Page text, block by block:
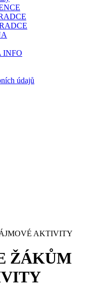
INFO
údajů
AKTIVITY
ŽÁKŮM